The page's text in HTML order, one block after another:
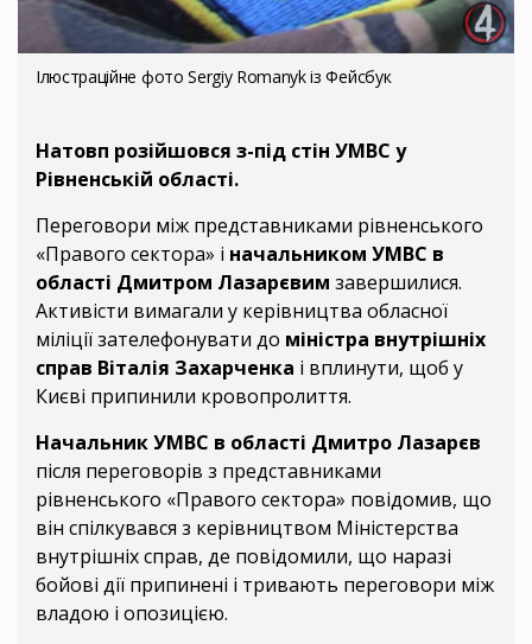
Ілюстраційне фото Sergiy Romanyk із Фейсбук
Натовп розійшовся з-під стін УМВС у
Рівненській області.
Переговори між представниками рівненського
«Правого сектора» і начальником УМВС в
області Дмитром Лазарєвим завершилися.
Активісти вимагали у керівництва обласної
міліції зателефонувати до міністра внутрішніх
справ Віталія Захарченка і вплинути, щоб у
Києві припинили кровопролиття.
Начальник УМВС в області Дмитро Лазарєв
після переговорів з представниками
рівненського «Правого сектора» повідомив, що
він спілкувався з керівництвом Міністерства
внутрішніх справ, де повідомили, що наразі
бойові дії припинені і тривають переговори між
владою і опозицією.